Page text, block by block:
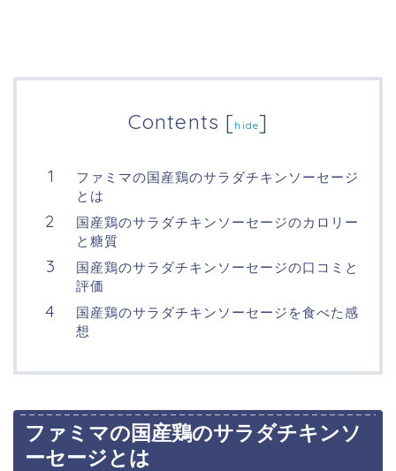
Contents [hide]
ファミマの国産鶏のサラダチキンソーセージ
とは
国産鶏のサラダチキンソーセージのカロリー
と糖質
国産鶏のサラダチキンソーセージの口コミと
評価
国産鶏のサラダチキンソーセージを食べた感
想
ファミマの国産鶏のサラダチキンソ
ーセージとは